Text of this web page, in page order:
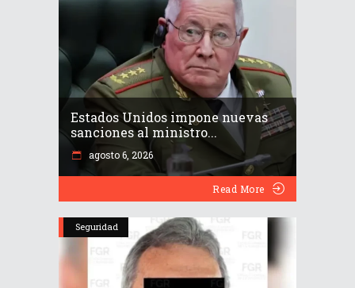
Estados Unidos impone nuevas
sanciones al ministro...
agosto 6, 2026
Read More
Seguridad